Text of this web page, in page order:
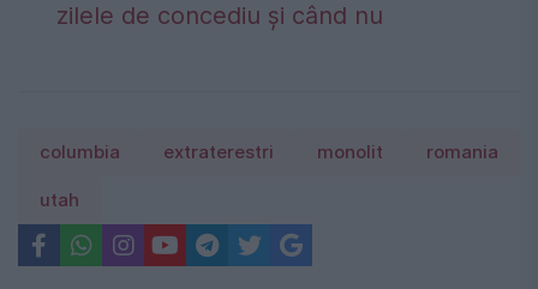
zilele de concediu și când nu
columbia extraterestri monolit romania
utah